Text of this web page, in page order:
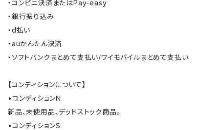
・コンビニ決済またはPay-easy
・銀行振り込み
・d払い
・auかんたん決済
・ソフトバンクまとめて支払い/ワイモバイルまとめて支払い
【コンディションについて】
•コンディションＮ
新品、未使用品、デッドストック商品。
•コンディションＳ